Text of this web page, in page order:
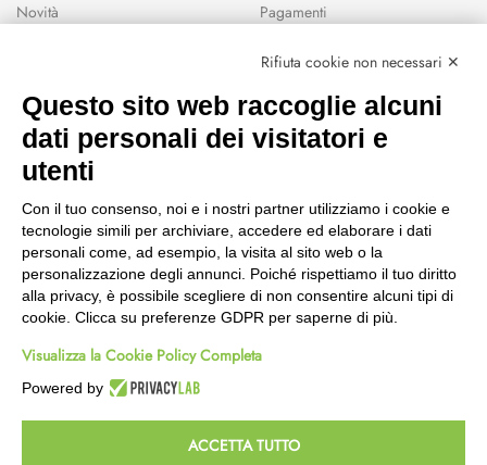
Novità
Wishlist
Pagamenti
CEP GREEN
Fanano (MO)
059 8676485
349 9202419
388 8659473
info@cepgreen.com
Orario
Dal lunedì al venerdì
8:00 – 12:30 / 13:30 - 19:00
8:30 – 12:30 / 15:30 - 19:00
Rifiuta cookie non necessari ✕
Questo sito web raccoglie alcuni
dati personali dei visitatori e
utenti
Con il tuo consenso, noi e i nostri partner utilizziamo i cookie e
tecnologie simili per archiviare, accedere ed elaborare i dati
personali come, ad esempio, la visita al sito web o la
personalizzazione degli annunci. Poiché rispettiamo il tuo diritto
alla privacy, è possibile scegliere di non consentire alcuni tipi di
cookie. Clicca su preferenze GDPR per saperne di più.
Visualizza la Cookie Policy Completa
Powered by
ACCETTA TUTTO